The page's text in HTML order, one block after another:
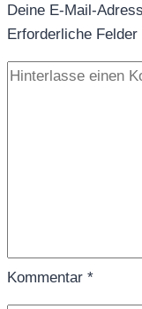
Deine E-Mail-
Erforderliche
Kommentar *